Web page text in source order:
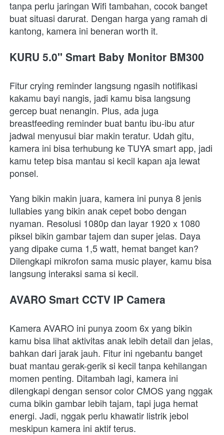
tanpa perlu jaringan Wifi tambahan, cocok banget
buat situasi darurat. Dengan harga yang ramah di
kantong, kamera ini beneran worth it.
KURU 5.0" Smart Baby Monitor BM300
Fitur crying reminder langsung ngasih notifikasi
kakamu bayi nangis, jadi kamu bisa langsung
gercep buat nenangin. Plus, ada juga
breastfeeding reminder buat bantu ibu-ibu atur
jadwal menyusui biar makin teratur. Udah gitu,
kamera ini bisa terhubung ke TUYA smart app, jadi
kamu tetep bisa mantau si kecil kapan aja lewat
ponsel.
Yang bikin makin juara, kamera ini punya 8 jenis
lullabies yang bikin anak cepet bobo dengan
nyaman. Resolusi 1080p dan layar 1920 x 1080
piksel bikin gambar tajem dan super jelas. Daya
yang dipake cuma 1,5 watt, hemat banget kan?
Dilengkapi mikrofon sama music player, kamu bisa
langsung interaksi sama si kecil.
AVARO Smart CCTV IP Camera
Kamera AVARO ini punya zoom 6x yang bikin
kamu bisa lihat aktivitas anak lebih detail dan jelas,
bahkan dari jarak jauh. Fitur ini ngebantu banget
buat mantau gerak-gerik si kecil tanpa kehilangan
momen penting. Ditambah lagi, kamera ini
dilengkapi dengan sensor color CMOS yang nggak
cuma bikin gambar lebih tajam, tapi juga hemat
energi. Jadi, nggak perlu khawatir listrik jebol
meskipun kamera ini aktif terus.